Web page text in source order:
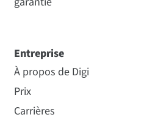
Entreprise
À propos de Digi
Prix
Carrières